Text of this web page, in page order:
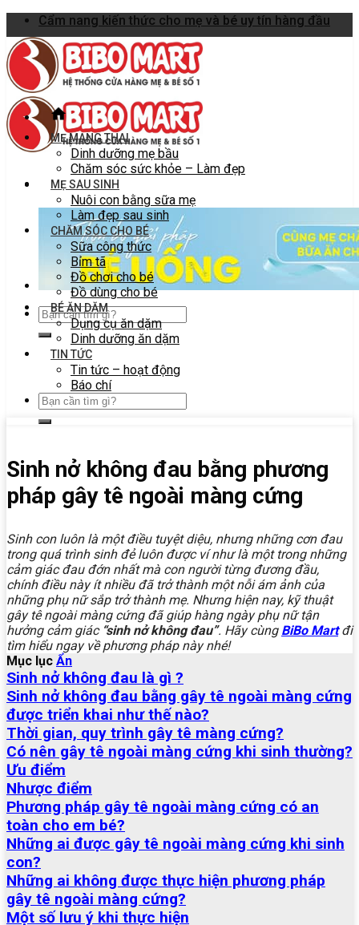
Skip
to
content
Cẩm nang kiến thức cho mẹ và bé uy tín hàng đầu
MẸ MANG THAI
Dinh dưỡng mẹ bầu
Chăm sóc sức khỏe – Làm đẹp
MẸ SAU SINH
Nuôi con bằng sữa mẹ
Làm đẹp sau sinh
CHĂM SÓC CHO BÉ
Sữa công thức
Bỉm tã
Đồ chơi cho bé
Đồ dùng cho bé
BÉ ĂN DẶM
Dụng cụ ăn dặm
Dinh dưỡng ăn dặm
TIN TỨC
Tin tức – hoạt động
Báo chí
Sinh nở không đau bằng phương
pháp gây tê ngoài màng cứng
Sinh con luôn là một điều tuyệt diệu, nhưng những cơn đau
trong quá trình sinh đẻ luôn được ví như là một trong những
cảm giác đau đớn nhất mà con người từng đương đầu,
chính điều này ít nhiều đã trở thành một nỗi ám ảnh của
những phụ nữ sắp trở thành mẹ. Nhưng hiện nay, kỹ thuật
gây tê ngoài màng cứng đã giúp hàng ngày phụ nữ tận
hưởng cảm giác “sinh nở không đau”. Hãy cùng BiBo Martđi
tìm hiểu ngay về phương pháp này nhé!
Mục lục Ẩn
Sinh nở không đau là gì ?
Sinh nở không đau bằng gây tê ngoài màng cứng
được triển khai như thế nào?
Thời gian, quy trình gây tê màng cứng?
Có nên gây tê ngoài màng cứng khi sinh thường?
Ưu điểm
Nhược điểm
Phương pháp gây tê ngoài màng cứng có an
toàn cho em bé?
Những ai được gây tê ngoài màng cứng khi sinh
con?
Những ai không được thực hiện phương pháp
gây tê ngoài màng cứng?
Một số lưu ý khi thực hiện